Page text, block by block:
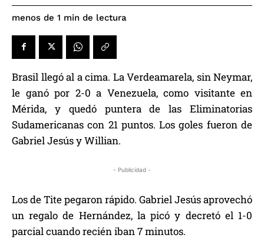
menos de 1 min de lectura
Brasil llegó al a cima. La Verdeamarela, sin Neymar,
le ganó por 2-0 a Venezuela, como visitante en
Mérida, y quedó puntera de las Eliminatorias
Sudamericanas con 21 puntos. Los goles fueron de
Gabriel Jesús y Willian.
- Publicidad -
Los de Tite pegaron rápido. Gabriel Jesús aprovechó
un regalo de Hernández, la picó y decretó el 1-0
parcial cuando recién iban 7 minutos.